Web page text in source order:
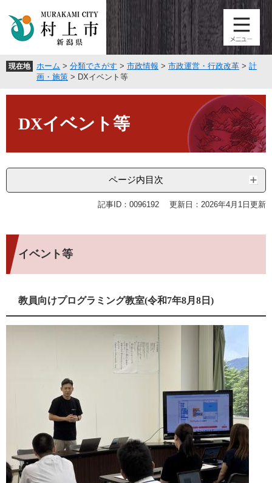
頭
す
飛
し
現在地 ホーム > 分類でさがす > 市政情報 > 市政運営・行政改革 > 計
画・施策 > DXイベント等
DXイベント等
ページ内目次
記事ID：0096192 更新日：2026年4月1日更新
イベント等
教員向けプログラミング教室(令和7年8月8日)